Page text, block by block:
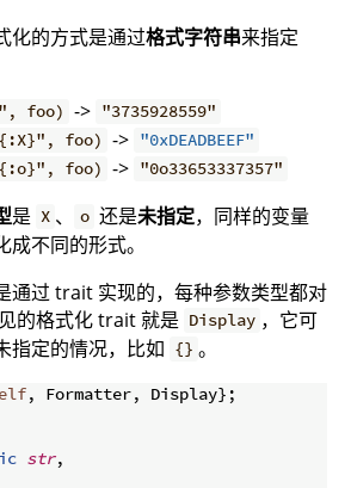
化的方式是通过格式字符串来指定
foo) -> "3735928559"
foo) -> "0xDEADBEEF"
foo) -> "0o33653337357"
是 X 、 o 还是未指定，同样的变量
成不同的形式。
通过 trait 实现的，每种参数类型都对
的格式化 trait 就是 Display ，它可
指定的情况，比如 {} 。
, Formatter, Display} ;
str,